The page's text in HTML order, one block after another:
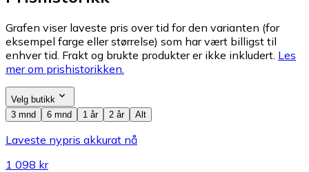
Grafen viser laveste pris over tid for den varianten (for
eksempel farge eller størrelse) som har vært billigst til
enhver tid. Frakt og brukte produkter er ikke inkludert. Les
mer om prishistorikken.
Velg butikk
3 mnd
6 mnd 1 år 2 år Alt
Laveste nypris akkurat nå
1 098 kr